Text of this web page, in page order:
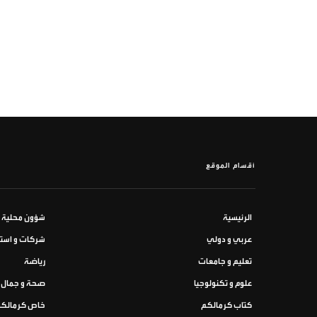
أقسام الموقع
الرئيسية شؤون محلية
عربي و دولي شركات و
تعليم و جامعات رياضة
علوم و تكنولوجيا صحة و جمال
كتاب كرمالكم خاص